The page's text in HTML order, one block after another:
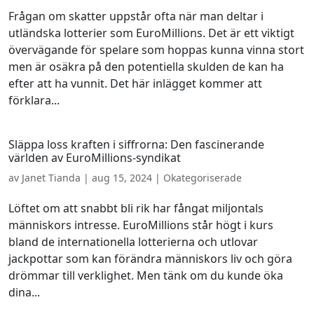
Frågan om skatter uppstår ofta när man deltar i
utländska lotterier som EuroMillions. Det är ett viktigt
övervägande för spelare som hoppas kunna vinna stort
men är osäkra på den potentiella skulden de kan ha
efter att ha vunnit. Det här inlägget kommer att
förklara...
Släppa loss kraften i siffrorna: Den fascinerande
världen av EuroMillions-syndikat
av Janet Tianda | aug 15, 2024 | Okategoriserade
Löftet om att snabbt bli rik har fångat miljontals
människors intresse. EuroMillions står högt i kurs
bland de internationella lotterierna och utlovar
jackpottar som kan förändra människors liv och göra
drömmar till verklighet. Men tänk om du kunde öka
dina...